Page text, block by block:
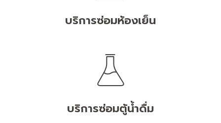
บริการซ่อมห้องเย็น
บริการซ่อมตู้น้ำดื่ม